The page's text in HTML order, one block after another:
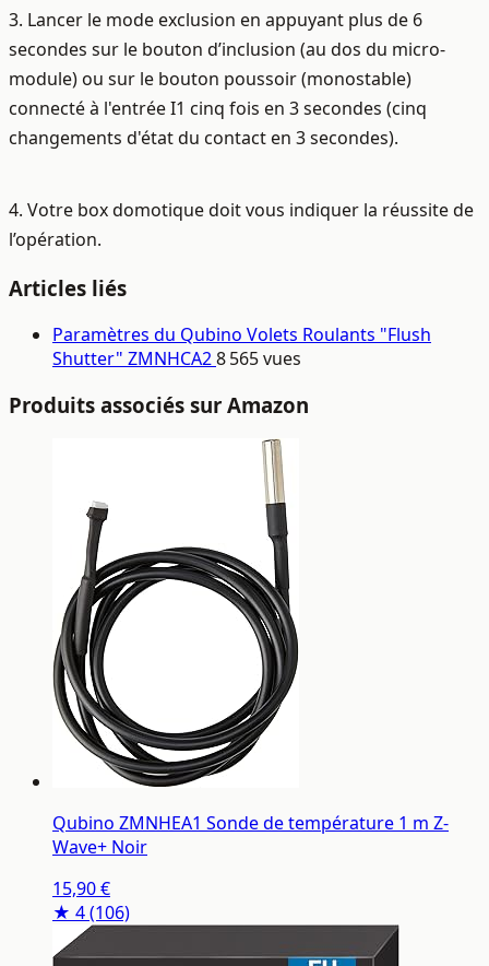
3. Lancer le mode exclusion en appuyant plus de 6
secondes sur le bouton d’inclusion (au dos du micro-
module) ou sur le bouton poussoir (monostable)
connecté à l'entrée I1 cinq fois en 3 secondes (cinq
changements d'état du contact en 3 secondes).
4. Votre box domotique doit vous indiquer la réussite de
l’opération.
Articles liés
Paramètres du Qubino Volets Roulants "Flush
Shutter" ZMNHCA28 565 vues
Produits associés sur Amazon
Qubino ZMNHEA1 Sonde de température 1 m Z-
Wave+ Noir
15,90 €
★ 4(106)